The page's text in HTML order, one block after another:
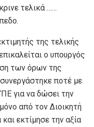
τελικά ……
της τελικής
ο υπουργός
των όρων της
ποτέ με
για να δώσει την
από τον Διοικητή
εκτίμησε την αξία